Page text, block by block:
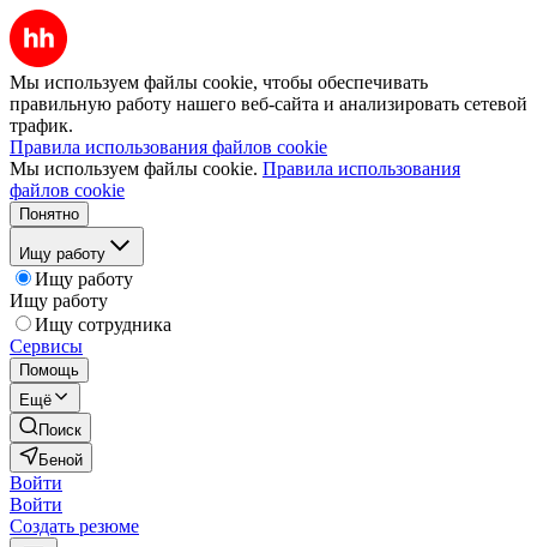
Мы используем файлы cookie, чтобы обеспечивать
правильную работу нашего веб-сайта и анализировать сетевой
трафик.
Правила использования файлов cookie
Мы используем файлы cookie. Правила использования
файлов cookie
Понятно
Ищу работу
Ищу работу
Ищу работу
Ищу сотрудника
Сервисы
Помощь
Ещё
Поиск
Беной
Войти
Войти
Создать резюме